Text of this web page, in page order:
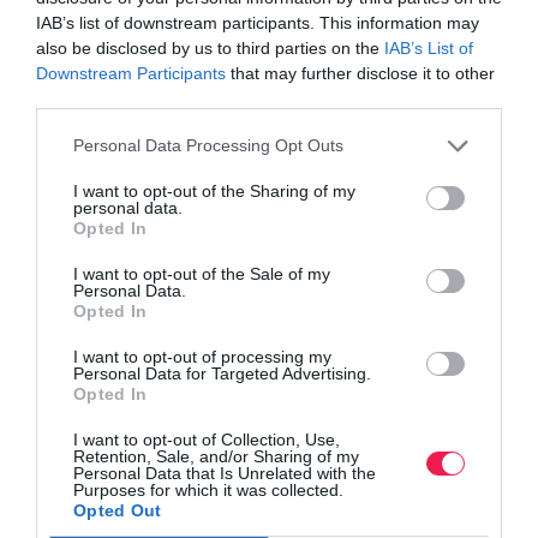
IAB’s list of downstream participants. This information may
also be disclosed by us to third parties on the IAB’s List of
Downstream Participants that may further disclose it to other
Personal Data Processing Opt Outs
I want to opt-out of the Sharing of my
personal data.
Opted In
I want to opt-out of the Sale of my
Personal Data.
Opted In
I want to opt-out of processing my
Personal Data for Targeted Advertising.
Opted In
I want to opt-out of Collection, Use,
Retention, Sale, and/or Sharing of my
Personal Data that Is Unrelated with the
Purposes for which it was collected.
Opted Out